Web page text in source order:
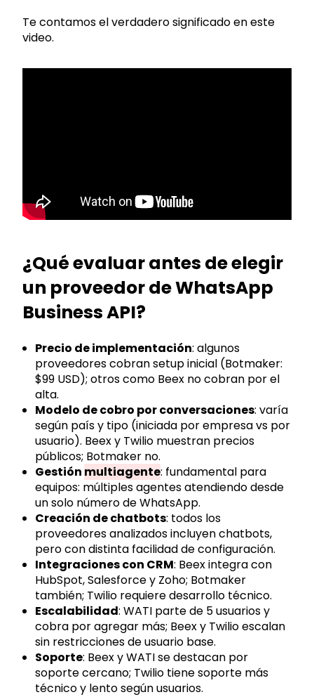
Te contamos el verdadero significado en este
video.
¿Qué evaluar antes de elegir
un proveedor de WhatsApp
Business API?
Precio de implementación: algunos
proveedores cobran setup inicial (Botmaker:
$99 USD); otros como Beex no cobran por el
alta.
Modelo de cobro por conversaciones: varía
según país y tipo (iniciada por empresa vs por
usuario). Beex y Twilio muestran precios
públicos; Botmaker no.
Gestión multiagente: fundamental para
equipos: múltiples agentes atendiendo desde
un solo número de WhatsApp.
Creación de chatbots: todos los
proveedores analizados incluyen chatbots,
pero con distinta facilidad de configuración.
Integraciones con CRM: Beex integra con
HubSpot, Salesforce y Zoho; Botmaker
también; Twilio requiere desarrollo técnico.
Escalabilidad: WATI parte de 5 usuarios y
cobra por agregar más; Beex y Twilio escalan
sin restricciones de usuario base.
Soporte: Beex y WATI se destacan por
soporte cercano; Twilio tiene soporte más
técnico y lento según usuarios.